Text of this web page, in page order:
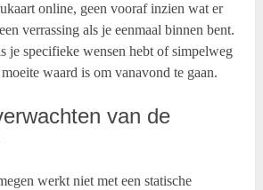
online, geen vooraf inzien wat er
verrassing als je eenmaal binnen bent.
je specifieke wensen hebt of simpelweg
waard is om vanavond te gaan.
van de
werkt niet met een statische